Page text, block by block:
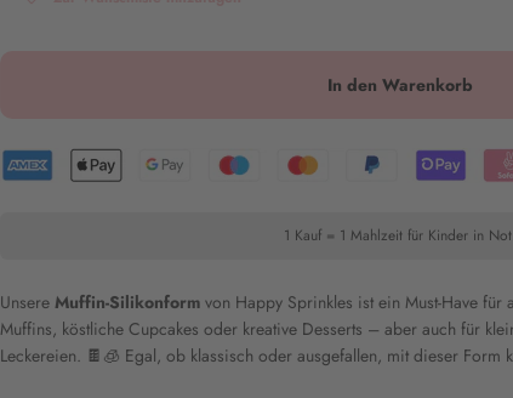
In den Warenkorb
1 Kauf = 1 Mahlzeit für Kinder in Not.
Unsere Muffin-Silikonform von Happy Sprinkles ist ein Must-Have
Muffins, köstliche Cupcakes oder kreative Desserts – aber auch für
Leckereien. 🍫🧊 Egal, ob klassisch oder ausgefallen, mit dieser Form